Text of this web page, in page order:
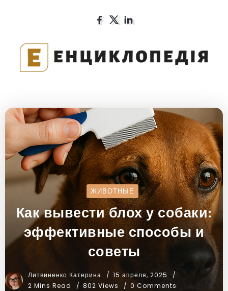
ЖИВОТНЫЕ
Как вывести блох у собаки:
эффективные способы и
советы
Литвиненко Катерина
15 апреля, 2025
2 Mins Read
802 Views 0 Comments